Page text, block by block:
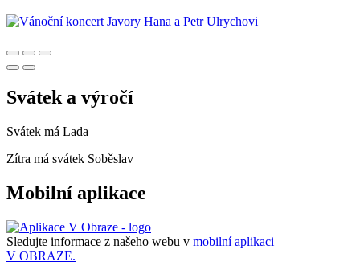
Svátek a výročí
Svátek má Lada
Zítra má svátek Soběslav
Mobilní aplikace
Sledujte informace z našeho webu v mobilní aplikaci –
V OBRAZE.